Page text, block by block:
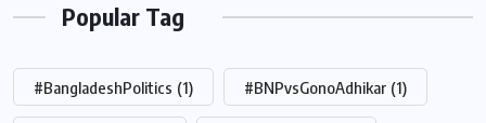
Popular Tag
#BangladeshPolitics (1) #BNPvsGonoAdhikar (1)